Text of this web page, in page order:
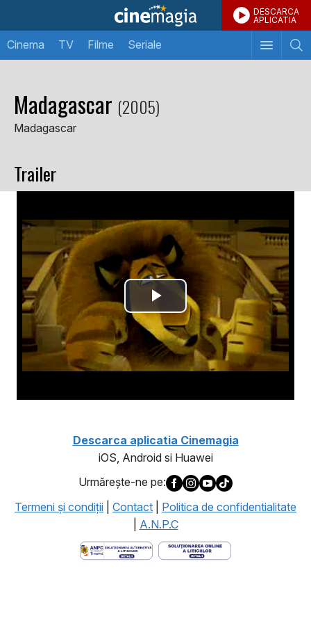
DESCARCA
APLICATIA
Cinema TV Filme Seriale
Madagascar (2005)
Madagascar
Trailer
Descarca aplicatia Cinemagia
iOS, Android si Huawei
Urmăreşte-ne pe:
Termeni şi condiţii
Contact
Politica de confidentialitate
A.N.P.C